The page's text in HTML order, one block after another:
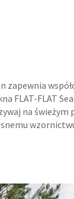
zapewnia
FLAT-FLAT
na